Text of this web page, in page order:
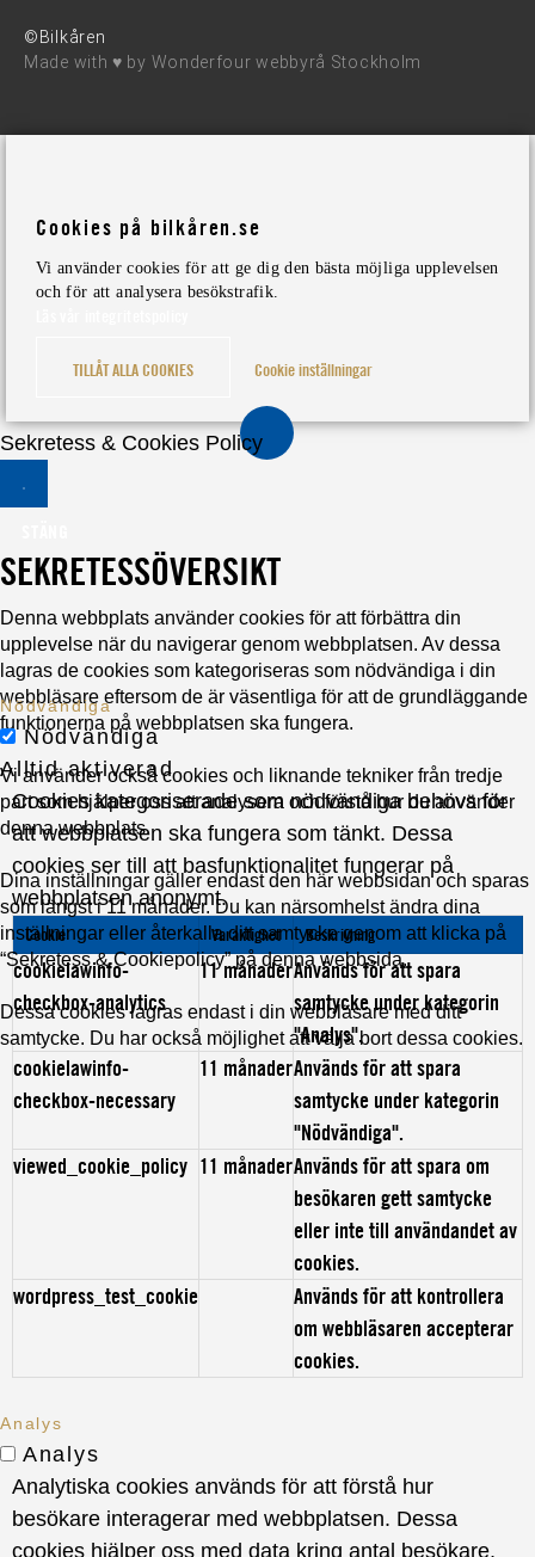
©Bilkåren
Made with ♥ by Wonderfour webbyrå Stockholm
Cookies på bilkåren.se
Vi använder cookies för att ge dig den bästa möjliga upplevelsen
och för att analysera besökstrafik.
TILLÅT ALLA COOKIES Cookie inställningar
Sekretess & Cookies Policy
SEKRETESSÖVERSIKT
Denna webbplats använder cookies för att förbättra din
upplevelse när du navigerar genom webbplatsen. Av dessa
lagras de cookies som kategoriseras som nödvändiga i din
webbläsare eftersom de är väsentliga för att de grundläggande
funktionerna på webbplatsen ska fungera.
Vi använder också cookies och liknande tekniker från tredje
part som hjälper oss att analysera och förstå hur du använder
denna webbplats.
Dina inställningar gäller endast den här webbsidan och sparas
som längst i 11 månader. Du kan närsomhelst ändra dina
inställningar eller återkalla ditt samtycke genom att klicka på
“Sekretess & Cookiepolicy” på denna webbsida.
Dessa cookies lagras endast i din webbläsare med ditt
samtycke. Du har också möjlighet att välja bort dessa cookies.
Nödvändiga
Nödvändiga
Alltid aktiverad
Cookies kategoriserade som nödvändiga behövs för
att webbplatsen ska fungera som tänkt. Dessa
cookies ser till att basfunktionalitet fungerar på
webbplatsen anonymt.
Cookie Varaktighet Beskrivning
cookielawinfo-
checkbox-analytics
11 månaderAnvänds för att spara
samtycke under kategorin
"Analys".
cookielawinfo-
checkbox-necessary
11 månaderAnvänds för att spara
samtycke under kategorin
"Nödvändiga".
viewed_cookie_policy 11 månaderAnvänds för att spara om
besökaren gett samtycke
eller inte till användandet av
cookies.
wordpress_test_cookie
Används för att kontrollera
om webbläsaren accepterar
cookies.
Analys
Analys
Analytiska cookies används för att förstå hur
besökare interagerar med webbplatsen. Dessa
cookies hjälper oss med data kring antal besökare,